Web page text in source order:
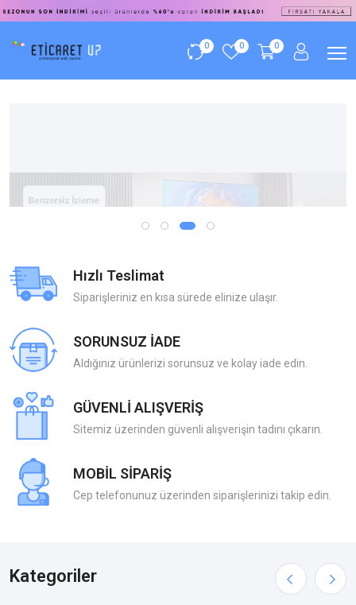
0 0 0
Hızlı Teslimat
Siparişleriniz en kısa sürede elinize ulaşır.
SORUNSUZ İADE
Aldığınız ürünlerizi sorunsuz ve kolay iade edin.
GÜVENLİ ALIŞVERİŞ
Sitemiz üzerinden güvenli alışverişin tadını çıkarın.
MOBİL SİPARİŞ
Cep telefonunuz üzerinden siparişlerinizi takip edin.
Kategoriler